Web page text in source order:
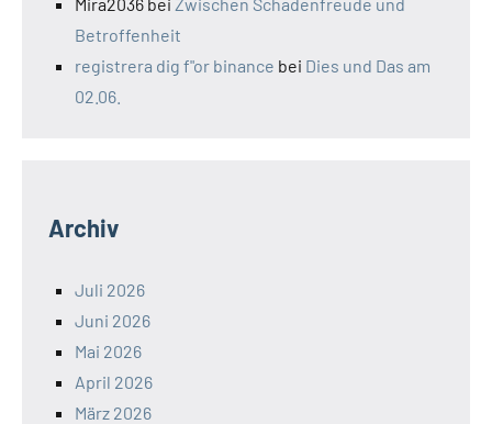
Betroffenheit
registrera dig f"or binance bei Dies und Das am
02.06.
Archiv
Juli 2026
Juni 2026
Mai 2026
April 2026
März 2026